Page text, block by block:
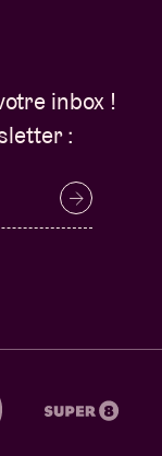
inbox !
: